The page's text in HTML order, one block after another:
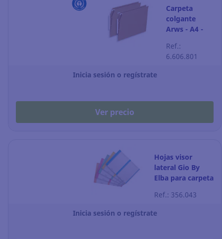
Carpeta
colgante
Arws - A4 -
- Pack de 25
Ref.:
6.606.801
Inicia sesión o regístrate
Ver precio
Hojas visor
lateral Gio By
Elba para carpeta
surtido - Pack 10
Ref.: 356.043
Inicia sesión o regístrate